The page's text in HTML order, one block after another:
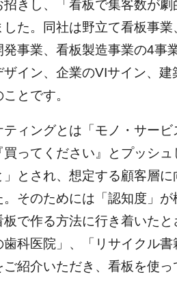
きし、「看板で集客数が
た。同社は野立て看板事
発事業、看板製造事業の4事
ザイン、企業のVIサイン、
とです。
ィングとは「モノ・サー
買ってください』とプッシ
」とされ、想定する顧客層
そのためには「認知度」
で作る方法に行き着いた
歯科医院」、「リサイクル
ご紹介いただき、看板を使